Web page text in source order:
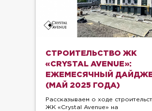
СТРОИТЕЛЬСТВО ЖК
«CRYSTAL AVENUE»:
ЕЖЕМЕСЯЧНЫЙ
(МАЙ 2025 ГОДА)
Рассказываем о ходе
ЖК «Crystal Avenue» на